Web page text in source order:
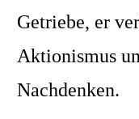
Getriebe, er
Aktionismus
Nachdenken.